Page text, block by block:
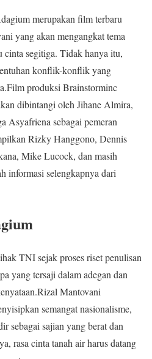
merupakan film terbaru
yang akan mengangkat tema
cinta segitiga. Tidak hanya itu,
konflik-konflik yang
produksi Brainstorminc
dibintangi oleh Jihane Almira,
Asyafriena sebagai pemeran
Rizky Hanggono, Dennis
Mike Lucock, dan masih
informasi selengkapnya dari
TNI sejak proses riset penulisan
yang tersaji dalam adegan dan
Mantovani
semangat nasionalisme,
sebagai sajian yang berat dan
rasa cinta tanah air harus datang